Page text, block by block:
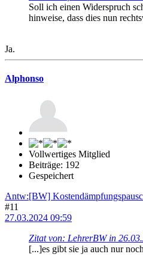
Soll ich einen Widerspruch
hinweise, dass dies nun
Ja.
Alphonso
Vollwertiges Mitglied
Beiträge: 192
Gespeichert
Antw:[BW]
#11
27.03.2024 09:59
Zitat von: LehrerBW in
[...]es gibt sie ja auch nur